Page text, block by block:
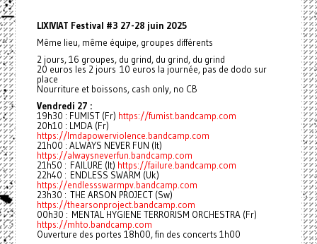
LIXIVIAT Festival #3 27-28 juin 2025
Même lieu, même équipe, groupes différents
2 jours, 16 groupes, du grind, du grind, du grind
20 euros les 2 jours 10 euros la journée, pas de dodo sur
place
Nourriture et boissons, cash only, no CB
Vendredi 27 :
19h30 : FUMIST (Fr) https://fumist.bandcamp.com
20h10 : LMDA (Fr)
https://lmdapowerviolence.bandcamp.com
21h00 : ALWAYS NEVER FUN (It)
https://alwaysneverfun.bandcamp.com
21h50 : FAILURE (It) https://failure.bandcamp.com
22h40 : ENDLESS SWARM (Uk)
https://endlessswarmpv.bandcamp.com
23h30 : THE ARSON PROJECT (Sw)
https://thearsonproject.bandcamp.com
00h30 : MENTAL HYGIENE TERRORISM ORCHESTRA (Fr)
https://mhto.bandcamp.com
Ouverture des portes 18h00, fin des concerts 1h00